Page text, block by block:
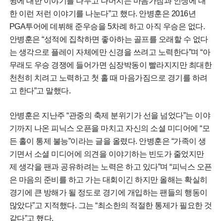
한 이런 저런 이야기를 나눈다”고 했다. 안병훈은 2016년
PGA투어에 데뷔해 준우승을 5차례 하고 아직 우승은 없다.
안병훈은 “성적에 집착하면 좋아하는 골프를 오래할 수 없다
는 생각으로 플레이 자체에만 신경을 쓰려고 노력한다”며 “아
무래도 우승 경쟁에 들어가면 심장박동이 빨라지지만 최대한
천천히 치려고 노력하고 첫 홀 때 마음가짐으로 경기를 하려
고 한다”고 말했다.
안병훈은 지난주 “관중의 축제 분위기가 선을 넘었다”는 이야
기까지 나온 피닉스 오픈을 마치고 자신의 소셜 미디어에 “모
든 홀이 통제 불능”이라는 글을 올렸다. 안병훈은 “가족이 생
기면서 소셜 미디어에 의견을 이야기하는 빈도가 줄었지만
제 생각을 팬과 공유하려는 노력은 하고 있다”며 “피닉스 오픈
은 마음의 준비를 하고 가는 대회이긴 하지만 올해는 확실히
경기에 큰 방해가 될 정도로 경기에 개입하는 팬들의 행동이
많았다”고 지적했다. 그는 “최소한의 적절한 통제가 필요한 것
같다”고 했다.